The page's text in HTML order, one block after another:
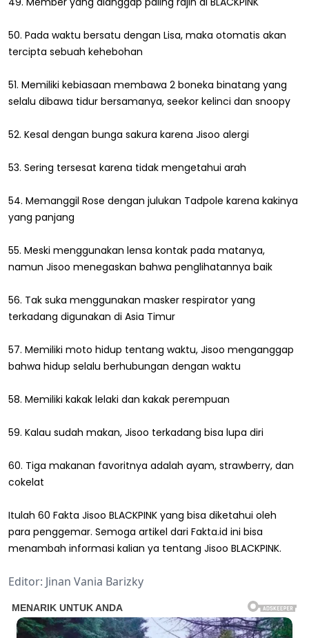
50. Pada waktu bersatu dengan Lisa, maka otomatis akan
tercipta sebuah kehebohan
51. Memiliki kebiasaan membawa 2 boneka binatang yang
selalu dibawa tidur bersamanya, seekor kelinci dan snoopy
52. Kesal dengan bunga sakura karena Jisoo alergi
53. Sering tersesat karena tidak mengetahui arah
54. Memanggil Rose dengan julukan Tadpole karena kakinya
yang panjang
55. Meski menggunakan lensa kontak pada matanya,
namun Jisoo menegaskan bahwa penglihatannya baik
56. Tak suka menggunakan masker respirator yang
terkadang digunakan di Asia Timur
57. Memiliki moto hidup tentang waktu, Jisoo menganggap
bahwa hidup selalu berhubungan dengan waktu
58. Memiliki kakak lelaki dan kakak perempuan
59. Kalau sudah makan, Jisoo terkadang bisa lupa diri
60. Tiga makanan favoritnya adalah ayam, strawberry, dan
cokelat
Itulah 60 Fakta Jisoo BLACKPINK yang bisa diketahui oleh
para penggemar. Semoga artikel dari Fakta.id ini bisa
menambah informasi kalian ya tentang Jisoo BLACKPINK.
Editor: Jinan Vania Barizky